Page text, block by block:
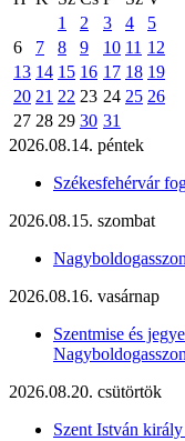
1
2 3 4
5
6
7 8 9 10 11 12
13 14 15 16 17 18 19
20 21 22 23 24 25 26
27 28 29 30 31
2026.08.14. péntek
Székesfehérvár
2026.08.15. szombat
2026.08.16. vasárnap
Szentmise és
2026.08.20. csütörtök
Szent István